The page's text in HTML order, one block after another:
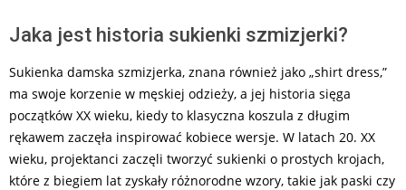
Jaka jest historia sukienki szmizjerki?
Sukienka damska szmizjerka, znana również jako „shirt dress,”
ma swoje korzenie w męskiej odzieży, a jej historia sięga
początków XX wieku, kiedy to klasyczna koszula z długim
rękawem zaczęła inspirować kobiece wersje. W latach 20. XX
wieku, projektanci zaczęli tworzyć sukienki o prostych krojach,
które z biegiem lat zyskały różnorodne wzory, takie jak paski czy